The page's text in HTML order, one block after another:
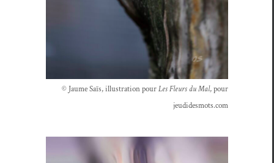
© Jaume Saïs, illus­tra­tion pourLes Fleurs du Mal, pour
jeudidesmots.com